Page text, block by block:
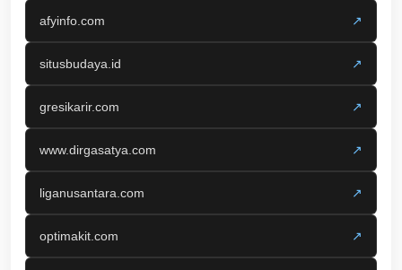
afyinfo.com ↗
situsbudaya.id ↗
gresikarir.com ↗
www.dirgasatya.com ↗
liganusantara.com ↗
optimakit.com ↗